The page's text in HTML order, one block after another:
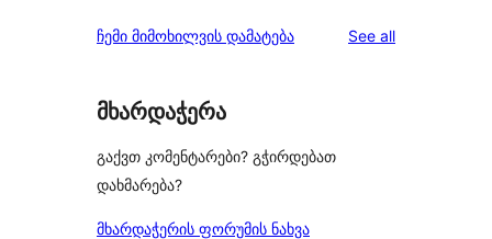
reviews
star
ჩემი მიმოხილვის დამატება See allreviews
მხარდაჭერა
გაქვთ კომენტარები? გჭირდებათ
დახმარება?
მხარდაჭერის ფორუმის ნახვა